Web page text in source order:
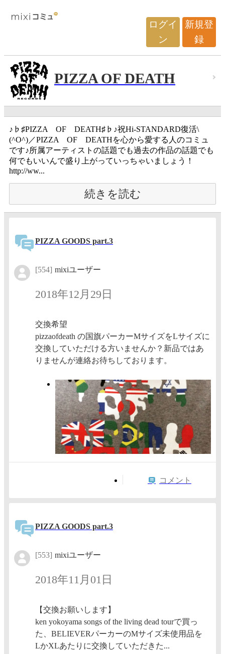
ログイ
ン
新規登
録
PIZZA OF DEATH
♪♭♯PIZZA OF DEATH♯♭♪祝Hi-STANDARD復活\
(^O^)／PIZZA OF DEATHを心から愛する人のコミュ
です♪所属アーティストの話題でも過去の作品の話題でも
何でもいいんで盛り上がっていっちゃいましょう！
http://ww...
続きを読む
PIZZA GOODS part.3
[554] mixiユーザー
2018年12月29日
交換希望
pizzaofdeath の国旗パーカーMサイズをLサイズに
交換していただける方いませんか？新品ではあ
りませんが連絡お待ちしております。
コメント
PIZZA GOODS part.3
[553] mixiユーザー
2018年11月01日
【交換お願いします】
ken yokoyama songs of the living dead tourで買っ
た、BELIEVERパーカーのMサイズ未使用品を
LかXLあたりに交換していただきた...